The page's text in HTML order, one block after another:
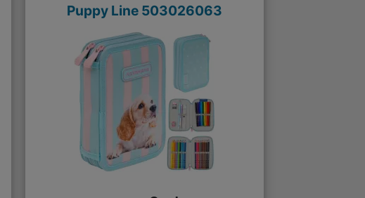
Puppy Line 503026063